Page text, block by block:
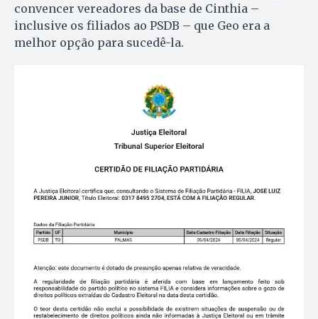
convencer vereadores da base de Cinthia –
inclusive os filiados ao PSDB – que Geo era a
melhor opção para sucedê-la.